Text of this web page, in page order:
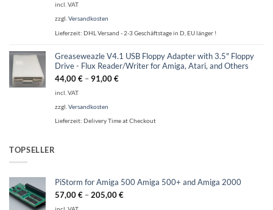
incl. VAT
zzgl.Versandkosten
Lieferzeit: DHL Versand - 2-3 Geschäftstage in D, EU länger !
Greaseweazle V4.1 USB Floppy Adapter with 3.5" Floppy
Drive - Flux Reader/Writer for Amiga, Atari, and Others
44,00€ –91,00€
incl. VAT
zzgl. Versandkosten
Lieferzeit: Delivery Time at Checkout
TOPSELLER
PiStorm for Amiga 500 Amiga 500+ and Amiga 2000
57,00€ –205,00€